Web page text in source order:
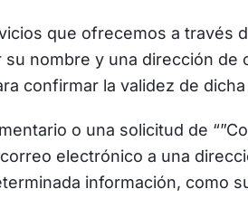
que ofrecemos a través
nombre y una dirección
confirmar la validez de
o una solicitud de
electrónico a una
información, como